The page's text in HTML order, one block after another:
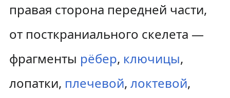
правая сторона передней части,
от посткраниального скелета —
фрагменты рёбер, ключицы,
лопатки, плечевой, локтевой,